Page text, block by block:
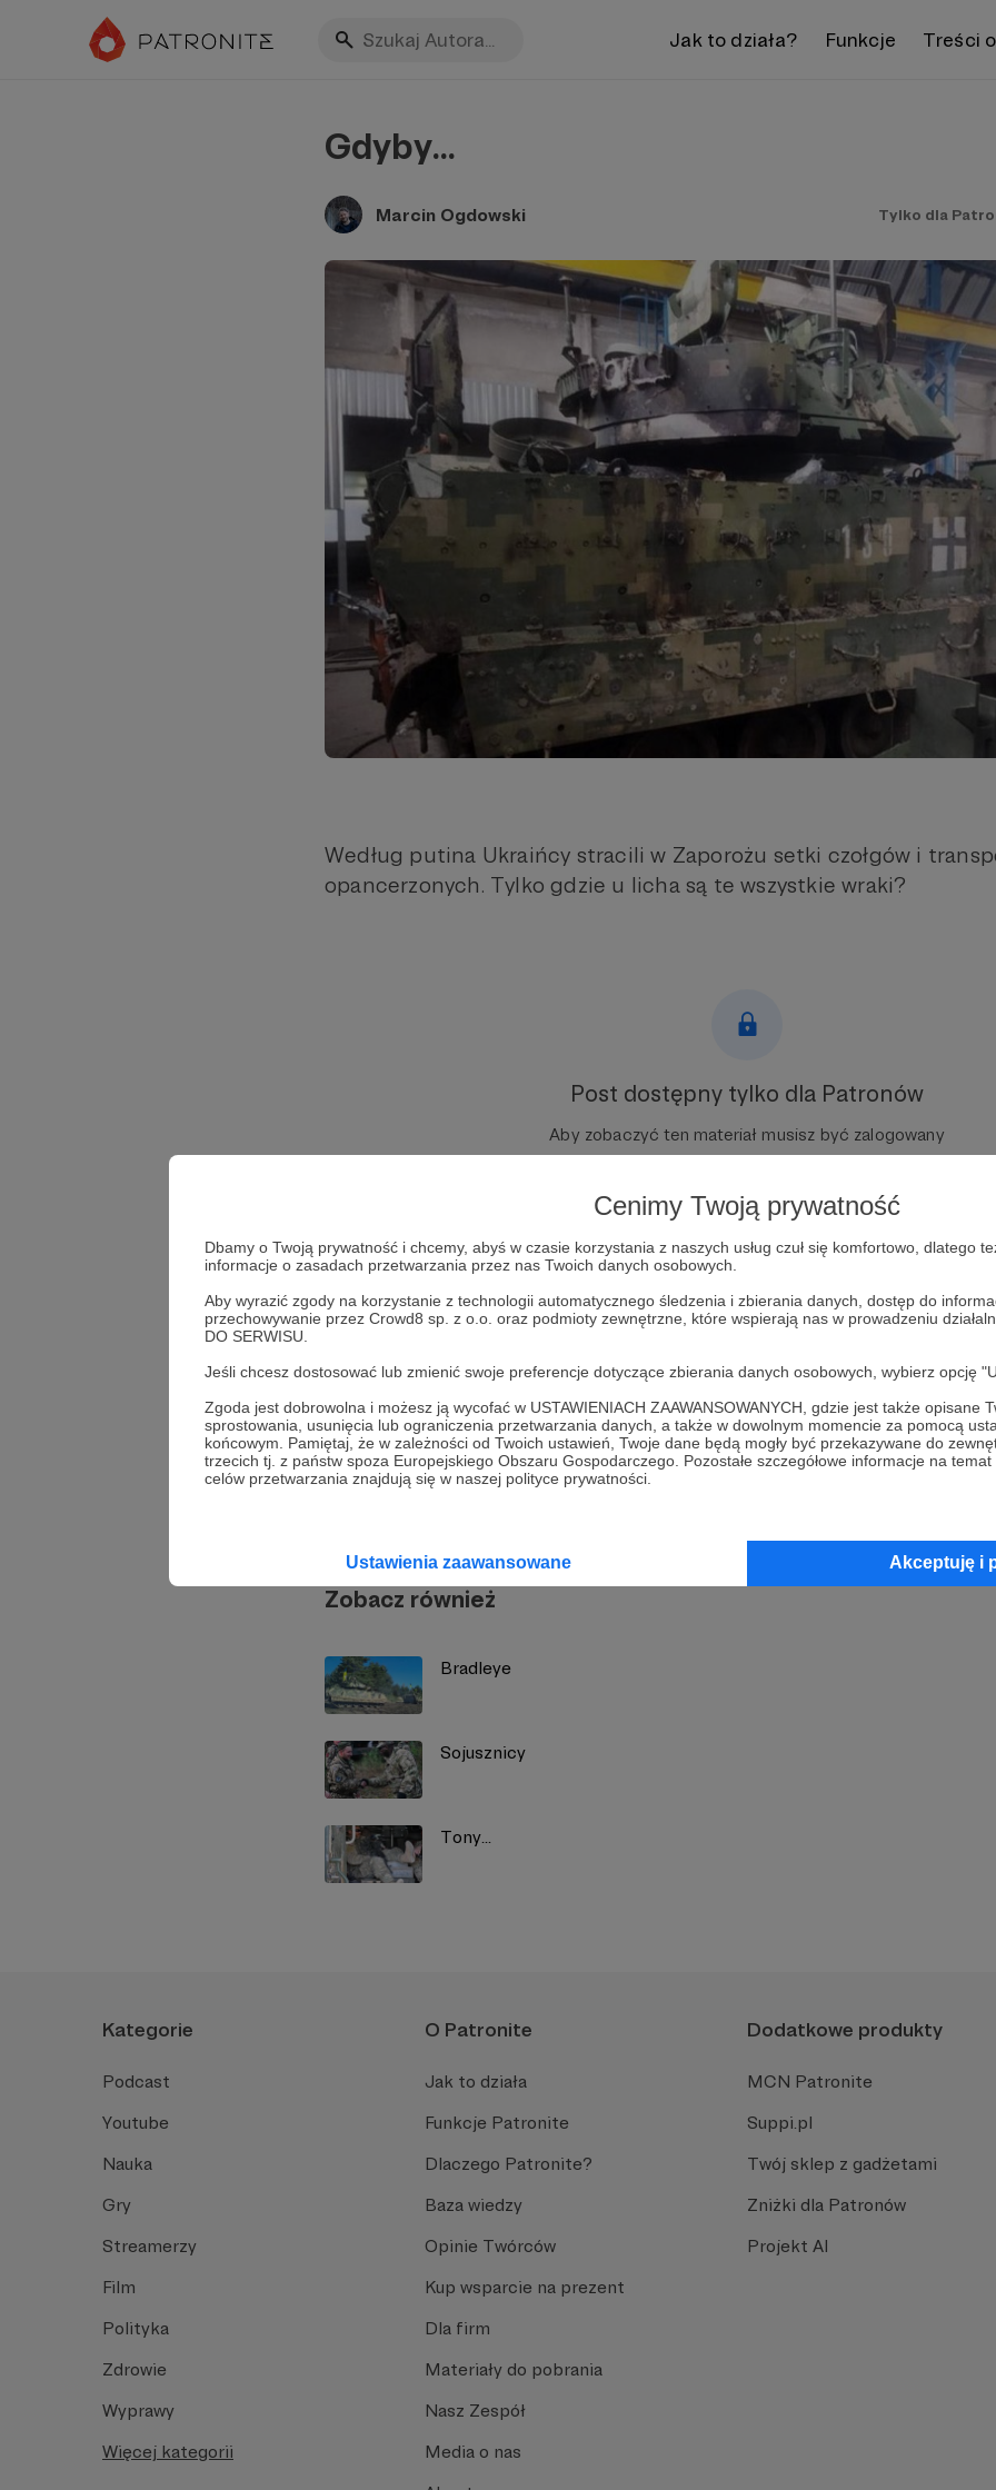
Cenimy Twoją prywatność
Dbamy o Twoją prywatność i chcemy, abyś w czasie korzystania z naszych usług czuł się komfortowo, dlatego
informacje o zasadach przetwarzania przez nas Twoich danych osobowych.
Aby wyrazić zgody na korzystanie z technologii automatycznego śledzenia i zbierania danych, dostęp do
przechowywanie przez Crowd8 sp. z o.o. oraz podmioty zewnętrzne, które wspierają nas w prowadzeniu
DO SERWISU.
Jeśli chcesz dostosować lub zmienić swoje preferencje dotyczące zbierania danych osobowych, wybierz opcję
Zgoda jest dobrowolna i możesz ją wycofać w USTAWIENIACH ZAAWANSOWANYCH, gdzie jest także opisane
sprostowania, usunięcia lub ograniczenia przetwarzania danych, a także w dowolnym momencie za pomocą
końcowym. Pamiętaj, że w zależności od Twoich ustawień, Twoje dane będą mogły być przekazywane do
trzecich tj. z państw spoza Europejskiego Obszaru Gospodarczego. Pozostałe szczegółowe informacje na
celów przetwarzania znajdują się w naszej polityce prywatności.
Ustawienia zaawansowane Akceptuję i
Jak to działa? Funkcje Treści
Gdyby...
Marcin Ogdowski Tylko dla
Według putina Ukraińcy stracili w Zaporożu setki czołgów i
opancerzonych. Tylko gdzie u licha są te wszystkie wraki?
Post dostępny tylko dla Patronów
Aby zobaczyć ten materiał musisz być zalogowany
Zostań Patronem
Zaloguj się
Władimir Putin Zaporoże armia ukraińska Bradley WarNews.pl Ukraina
Marcin Ogdowski
Zobacz również
Bradleye
Sojusznicy
Tony...
Kategorie
Podcast
Youtube
Nauka
Gry
Streamerzy
Film
Polityka
Zdrowie
Wyprawy
Więcej kategorii
O Patronite
Jak to działa
Funkcje Patronite
Dlaczego Patronite?
Baza wiedzy
Opinie Twórców
Kup wsparcie na prezent
Dla firm
Materiały do pobrania
Nasz Zespół
Media o nas
Dodatkowe produkty
MCN Patronite
Suppi.pl
Twój sklep z gadżetami
Zniżki dla Patronów
Projekt AI